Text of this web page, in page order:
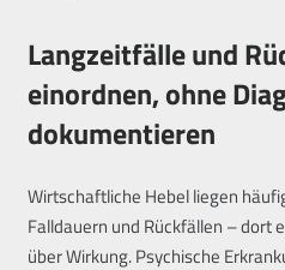
Langzeitfälle und
einordnen, ohne
dokumentieren
Wirtschaftliche Hebel liegen
Falldauern und Rückfällen – dort
über Wirkung. Psychische